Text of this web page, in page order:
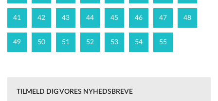
41 42 43 44 45 46 47 48
49 50 51 52 53 54 55
TILMELD DIG VORES NYHEDSBREVE